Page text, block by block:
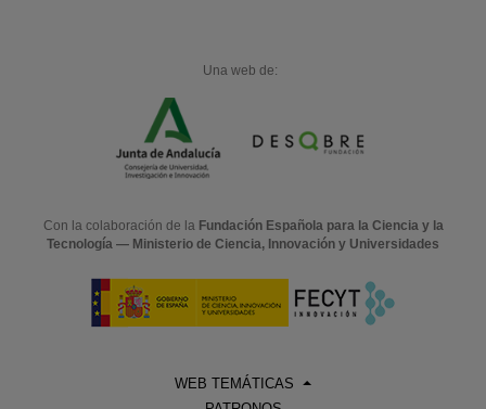
Una web de:
Con la colaboración de la Fundación Española para la Ciencia y la
Tecnología — Ministerio de Ciencia, Innovación y Universidades
WEB TEMÁTICAS